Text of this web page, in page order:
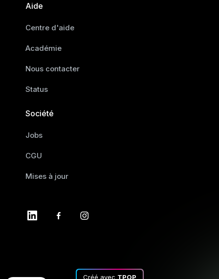
Aide
Centre d'aide
Académie
Nous contacter
Status
Société
Jobs
CGU
Mises à jour
Créé avec TPOP